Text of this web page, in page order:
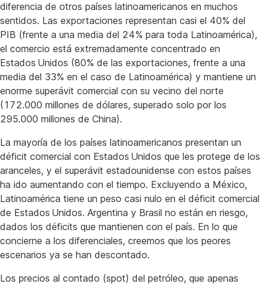
diferencia de otros países latinoamericanos en muchos
sentidos. Las exportaciones representan casi el 40% del
PIB (frente a una media del 24% para toda Latinoamérica),
el comercio está extremadamente concentrado en
Estados Unidos (80% de las exportaciones, frente a una
media del 33% en el caso de Latinoamérica) y mantiene un
enorme superávit comercial con su vecino del norte
(172.000 millones de dólares, superado solo por los
295.000 millones de China).
La mayoría de los países latinoamericanos presentan un
déficit comercial con Estados Unidos que les protege de los
aranceles, y el superávit estadounidense con estos países
ha ido aumentando con el tiempo. Excluyendo a México,
Latinoamérica tiene un peso casi nulo en el déficit comercial
de Estados Unidos. Argentina y Brasil no están en riesgo,
dados los déficits que mantienen con el país. En lo que
concierne a los diferenciales, creemos que los peores
escenarios ya se han descontado.
Los precios al contado (spot) del petróleo, que apenas